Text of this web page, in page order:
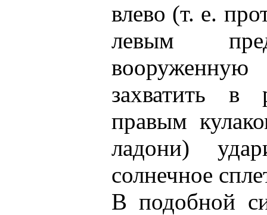
влево (т. е.
левым
захватить в
правым
ладони)
солнечное
В подобной